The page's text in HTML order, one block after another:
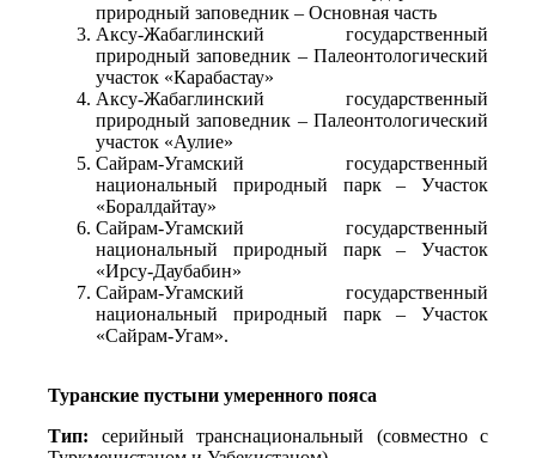
природный заповедник – Основная часть
Аксу-Жабаглинский государственный
природный заповедник – Палеонтологический
участок «Карабастау»
Аксу-Жабаглинский государственный
природный заповедник – Палеонтологический
участок «Аулие»
Сайрам-Угамский государственный
национальный природный парк – Участок
«Боралдайтау»
Сайрам-Угамский государственный
национальный природный парк – Участок
«Ирсу-Даубабин»
Сайрам-Угамский государственный
национальный природный парк – Участок
«Сайрам-Угам».
Туранские пустыни умеренного пояса
Тип: серийный транснациональный (совместно с